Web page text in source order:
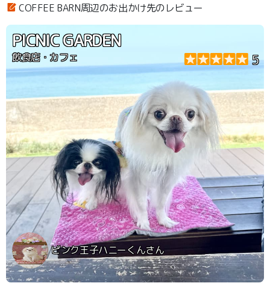
COFFEE BARN周辺のお出かけ先のレビュー
PICNIC GARDEN
飲食店・カフェ 5
ピンク王子ハニーくんさん